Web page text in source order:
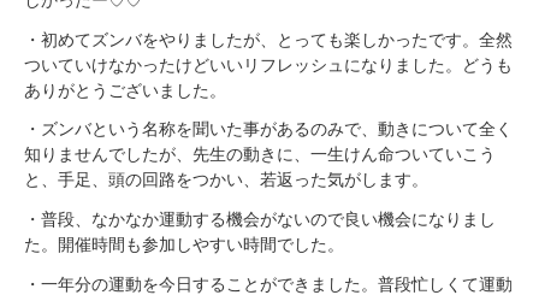
・初めてズンバをやりましたが、とっても楽しかったです。全然
ついていけなかったけどいいリフレッシュになりました。どうも
ありがとうございました。
・ズンバという名称を聞いた事があるのみで、動きについて全く
知りませんでしたが、先生の動きに、一生けん命ついていこう
と、手足、頭の回路をつかい、若返った気がします。
・普段、なかなか運動する機会がないので良い機会になりまし
た。開催時間も参加しやすい時間でした。
・一年分の運動を今日することができました。普段忙しくて運動